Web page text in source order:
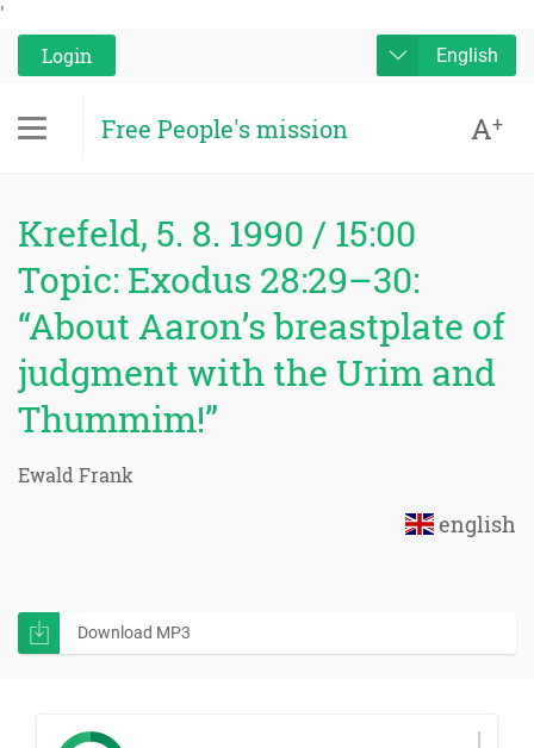
'
Login
English
Free People's mission A+
Krefeld, 5. 8. 1990 / 15:00
Topic: Exodus 28:29–30:
“About Aaron’s breastplate of
judgment with the Urim and
Thummim!”
Ewald Frank
english
Download MP3